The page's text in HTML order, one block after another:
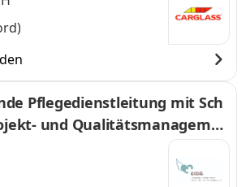
Pflegedienstleitung mit Sch
und Qualitätsmanagemen